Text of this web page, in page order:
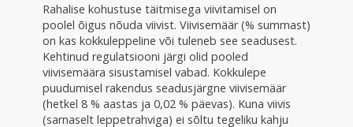
Rahalise kohustuse täitmisega viivitamisel on
poolel õigus nõuda viivist. Viivisemäär (% summast)
on kas kokkuleppeline või tuleneb see seadusest.
Kehtinud regulatsiooni järgi olid pooled
viivisemäära sisustamisel vabad. Kokkulepe
puudumisel rakendus seadusjärgne viivisemäär
(hetkel 8 % aastas ja 0,02 % päevas). Kuna viivis
(sarnaselt leppetrahviga) ei sõltu tegeliku kahju